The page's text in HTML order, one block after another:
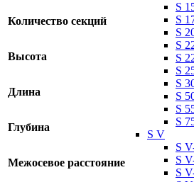
S
S
S
S
S
S
S
S
S
S
S V
S
S
S
Количество секций
Высота
Длина
Глубина
Межосевое расстояние